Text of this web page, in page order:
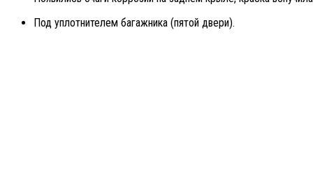
Под уплотнителем багажника (пятой двери).